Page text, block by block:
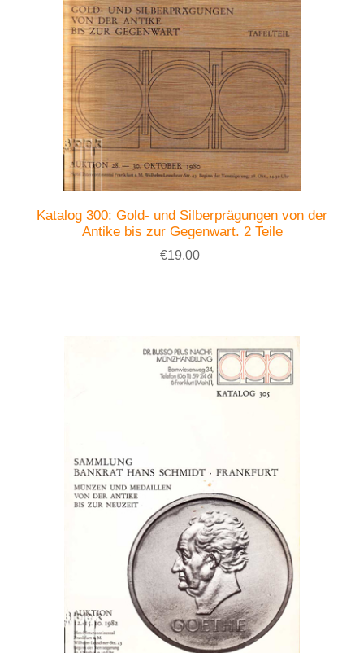
Katalog 300: Gold- und Silberprägungen von der
Antike bis zur Gegenwart. 2 Teile
€19.00